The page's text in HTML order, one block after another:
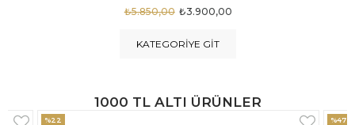
₺3.250,00
₺4.350,00
KATEGORIYE GIT
1000 TL ALTI ÜRÜNLER
%47 %18